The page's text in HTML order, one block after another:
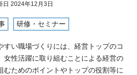
2024年12月3日
研修・セミナー
すい職場づくりには、経営トップのコ
女性活躍に取り組むことによる経営の
むためのポイントやトップの役割等に